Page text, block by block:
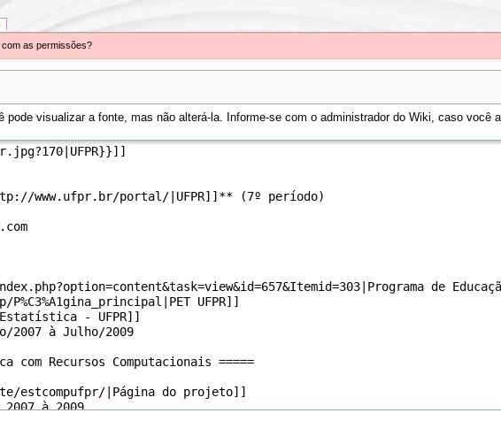
as permissões?
pode visualizar a fonte, mas não alterá-la. Informe-se com o administrador do Wiki, caso você